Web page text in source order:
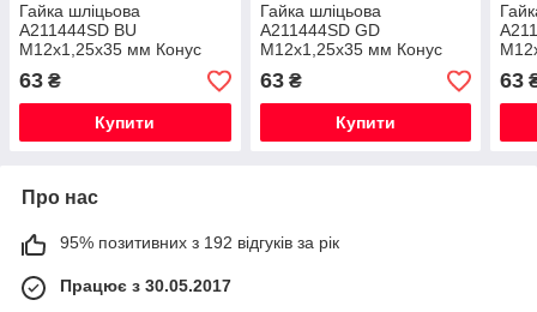
Гайка шліцьова
A211444SD BU
M12х1,25х35 мм Конус
Синій хром
63 ₴
Купити
Гайка шліцьова
A211444SD GD
M12х1,25х35 мм Конус
Золотий хром
63₴
Купити
63
Про нас
95% позитивних з 192 відгуків за рік
Працює з 30.05.2017